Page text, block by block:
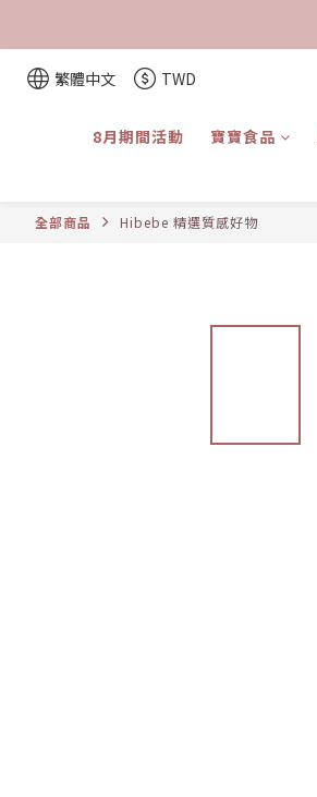
繁體中文 TWD
8月期間活動 寶寶食品
全部商品 Hibebe 精選質感好物